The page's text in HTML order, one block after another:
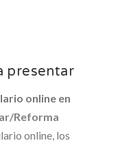
presentar
online en
Reforma
online, los